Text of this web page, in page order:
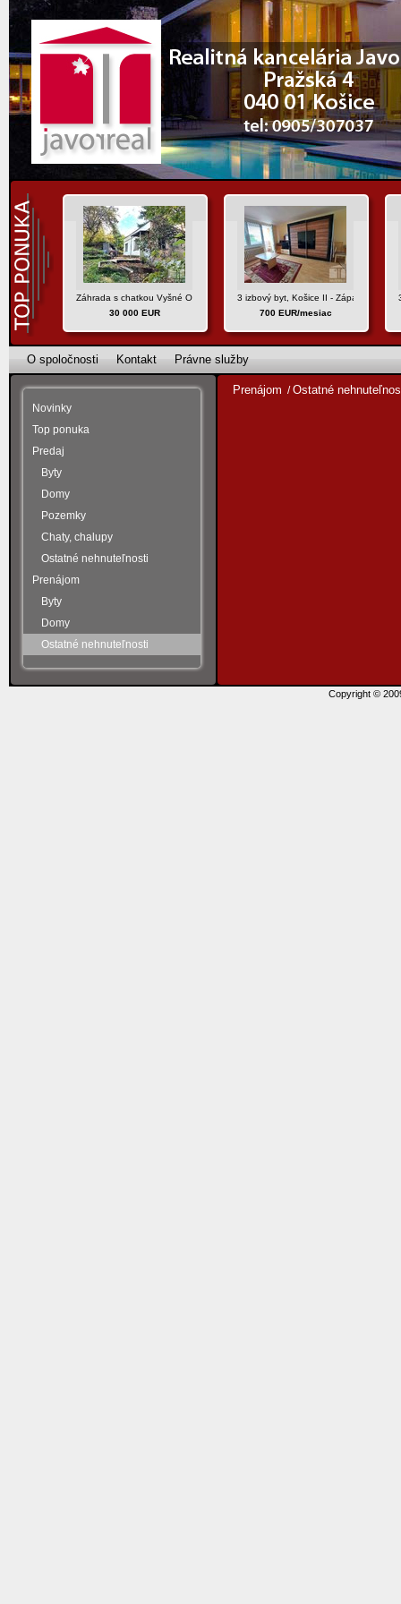
Záhrada s chatkou Vyšné Opátske, Košice IV
30 000 EUR
3 izbový byt, Košice II - Západ, ul.
700 EUR/mesiac
O spoločnosti Kontakt Právne služby
Novinky
Top ponuka
Predaj
Byty
Domy
Pozemky
Chaty, chalupy
Ostatné nehnuteľnosti
Prenájom
Byty
Domy
Ostatné nehnuteľnosti
Prenájom /Ostatné
Copyright ©